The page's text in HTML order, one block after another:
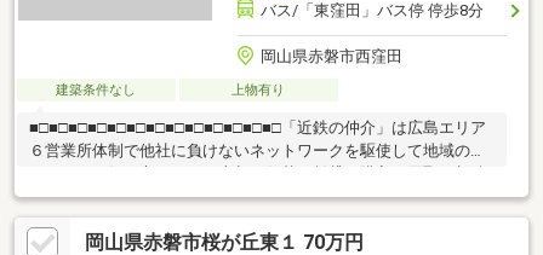
バス/「東窪田」バス停 停歩8分
岡山県赤磐市西窪田
建築条件なし 上物有り
■□■□■□■□■□■□■□■□■□■□■□■□■□「近鉄の仲介」は広島エリア
６営業所体制で他社に負けないネットワークを駆使して地域のみ
などお問合せはお気軽にフリーダイヤル「0120-135-701」へご連
絡ください！すべてのお客様に「ありがとう」と言っていただけ
ることを目標に、安心・安全な不動産取引を通して、お客様のお
岡山県赤磐市桜が丘東１ 70万円